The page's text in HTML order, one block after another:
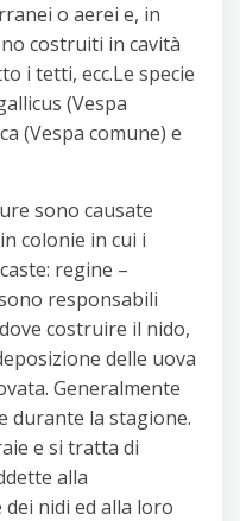
o aerei e, in
costruiti in cavità
i tetti, ecc.Le specie
(Vespa
(Vespa comune) e
sono causate
colonie in cui i
regine –
responsabili
costruire il nido,
delle uova
Generalmente
durante la stagione.
e si tratta di
alla
nidi ed alla loro